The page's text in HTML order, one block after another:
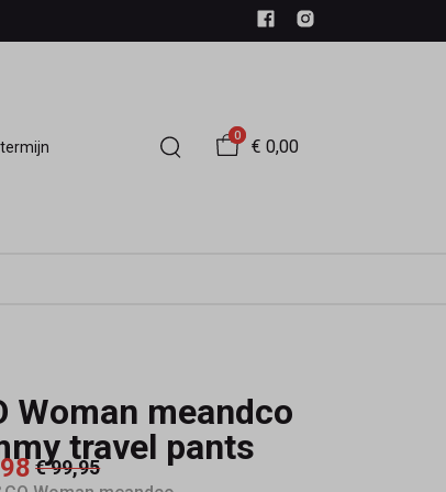
0
€ 0,00
Woman meandco
travel pants
€ 99,95